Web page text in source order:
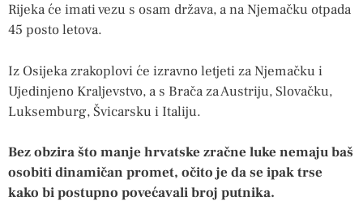
Rijeka će imati vezu s osam država, a na Njemačku otpada
45 posto letova.
Iz Osijeka zrakoplovi će izravno letjeti za Njemačku i
Ujedinjeno Kraljevstvo, a s Brača za Austriju, Slovačku,
Luksemburg, Švicarsku i Italiju.
Bez obzira što manje hrvatske zračne luke nemaju baš
osobiti dinamičan promet, očito je da se ipak trse
kako bi postupno povećavali broj putnika.